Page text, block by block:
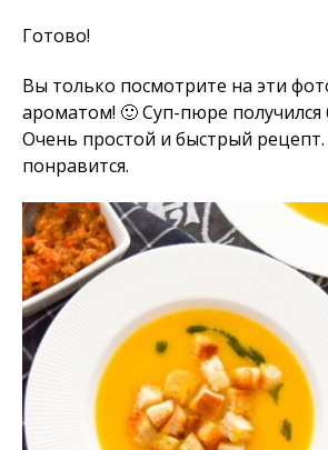
Готово!
Вы только посмотрите на эти
ароматом! 🙂 Суп-пюре
Очень простой и быстрый
понравится.